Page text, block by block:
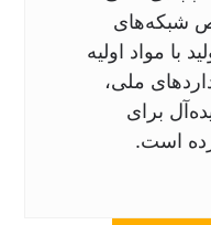
شبکه‌های
با مواد اولیه
ملی،
برای
است.